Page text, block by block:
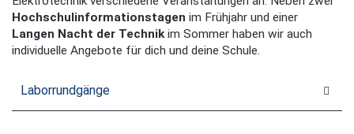
Hochschulinformationstagen im Frühjahr und einer
Langen Nacht der Technikim Sommer haben wir auch
individuelle Angebote für dich und deine Schule.
Laborrundgänge